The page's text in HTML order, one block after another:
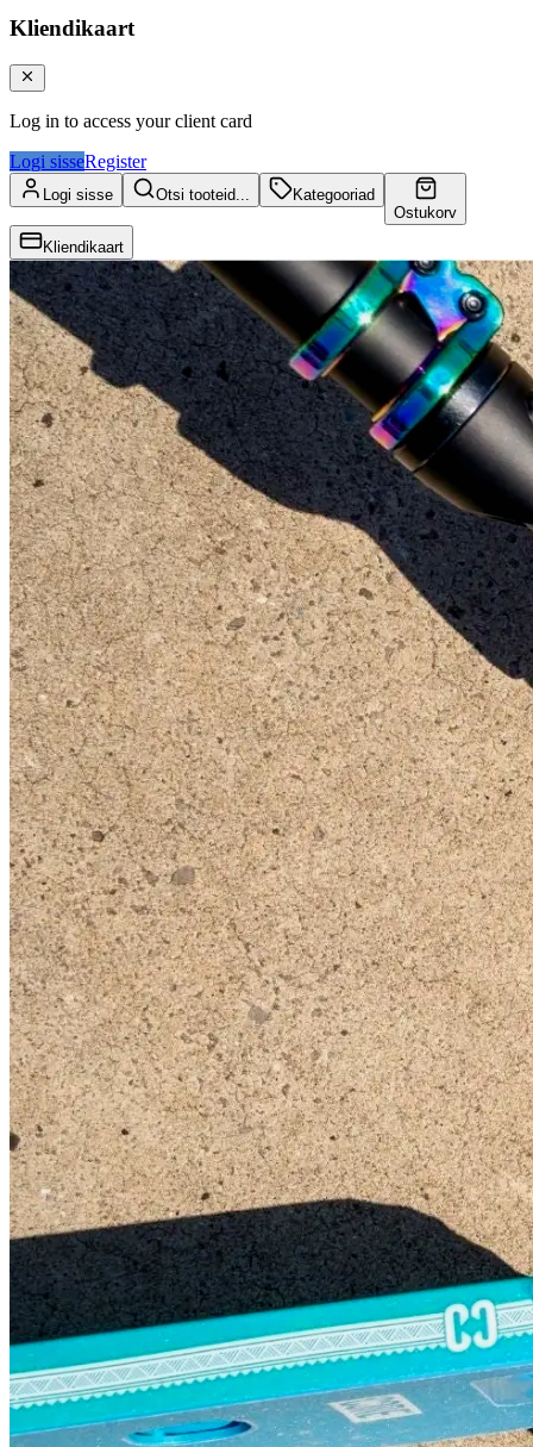
Kliendikaart
Log in to access your client card
Logi sisseRegister
Logi sisse Otsi tooteid...
Kategooriad
Ostukorv
Kliendikaart